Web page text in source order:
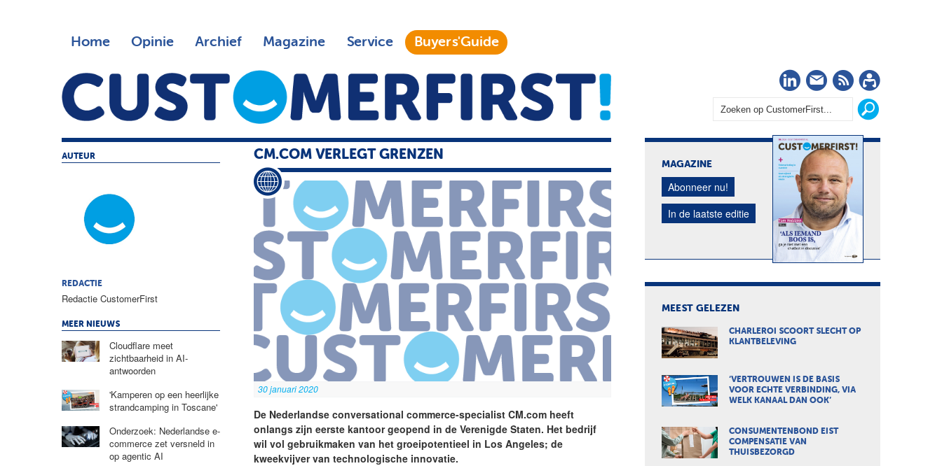
Home Opinie Archief Magazine Service Buyers'Guide
LinkedIn
Nieuwsbrief
RSS
CM.COM VERLEGT GRENZEN
30 januari 2020
De Nederlandse conversational commerce-specialist CM.com heeft
onlangs zijn eerste kantoor geopend in de Verenigde Staten. Het bedrijf
wil vol gebruikmaken van het groeipotentieel in Los Angeles; de
kweekvijver van technologische innovatie.
AUTEUR
REDACTIE
Redactie CustomerFirst
MEER NIEUWS
Cloudflare meet
zichtbaarheid in AI-
antwoorden
'Kamperen op een heerlijke
strandcamping in Toscane'
Onderzoek: Nederlandse e-
commerce zet versneld in
op agentic AI
MAGAZINE
Abonneer nu!
In de laatste editie
MEEST GELEZEN
CHARLEROI SCOORT SLECHT OP
KLANTBELEVING
‘VERTROUWEN IS DE BASIS
VOOR ECHTE VERBINDING, VIA
WELK KANAAL DAN OOK’
CONSUMENTENBOND EIST
COMPENSATIE VAN
THUISBEZORGD